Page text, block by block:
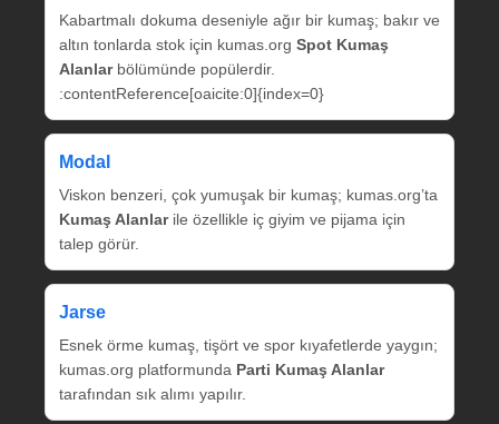
Kabartmalı dokuma deseniyle ağır bir kumaş; bakır ve
altın tonlarda stok için kumas.org Spot Kumaş
Alanlarbölümünde popülerdir.
:contentReference[oaicite:0]{index=0}
Modal
Viskon benzeri, çok yumuşak bir kumaş; kumas.org’ta
Kumaş Alanlarile özellikle iç giyim ve pijama için
talep görür.
Jarse
Esnek örme kumaş, tişört ve spor kıyafetlerde yaygın;
kumas.org platformunda Parti Kumaş Alanlar
tarafından sık alımı yapılır.